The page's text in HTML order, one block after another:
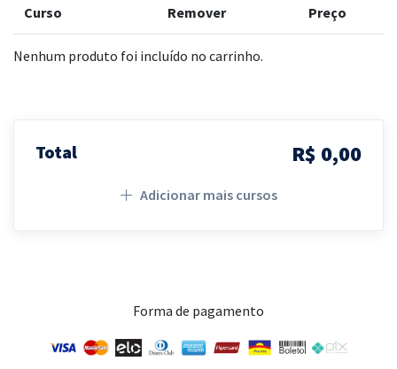
Curso Remover Preço
Nenhum produto foi incluído no carrinho.
Total R$ 0,00
Adicionar mais cursos
Forma de pagamento